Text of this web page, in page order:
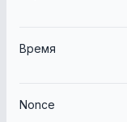
Время
Nonce